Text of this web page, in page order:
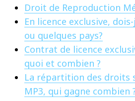
Droit de Reproduction
En licence exclusive,
ou quelques pays?
Contrat de licence
quoi et combien ?
La répartition des droits
MP3, qui gagne combien